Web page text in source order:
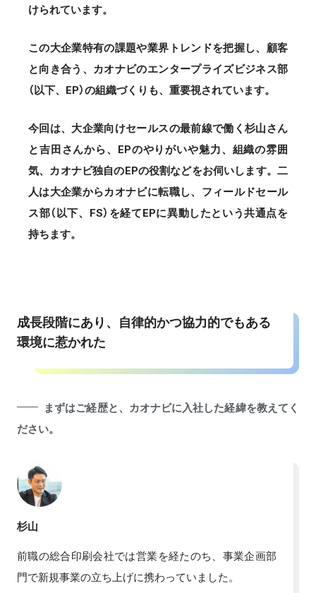
けられています。
この大企業特有の課題や業界トレンドを把握し、顧客
と向き合う、カオナビのエンタープライズビジネス部
（以下、EP）の組織づくりも、重要視されています。
今回は、大企業向けセールスの最前線で働く杉山さん
と吉田さんから、EPのやりがいや魅力、組織の雰囲
気、カオナビ独自のEPの役割などをお伺いします。二
人は大企業からカオナビに転職し、フィールドセール
ス部（以下、FS）を経てEPに異動したという共通点を
持ちます。
成長段階にあり、自律的かつ協力的でもある
環境に惹かれた
まずはご経歴と、カオナビに入社した経緯を教えてく
ださい。
杉山
前職の総合印刷会社では営業を経たのち、事業企画部
門で新規事業の立ち上げに携わっていました。